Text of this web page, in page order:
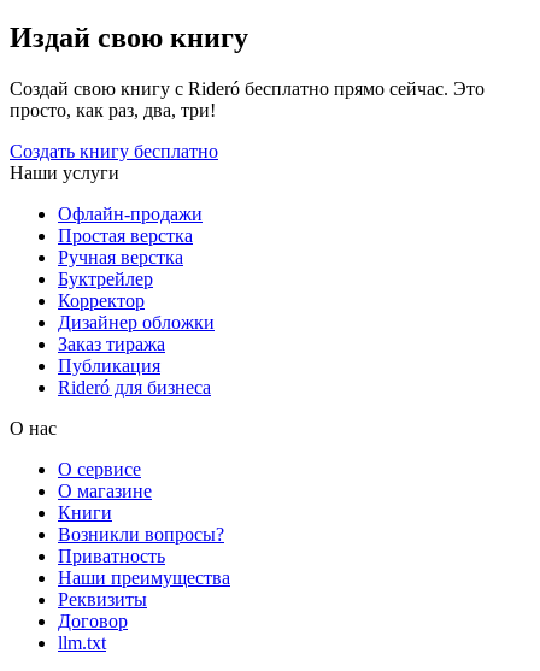
Издай свою книгу
Создай свою книгу с Rideró бесплатно прямо сейчас. Это
просто, как раз, два, три!
Создать книгу бесплатно
Наши услуги
Офлайн-продажи
Простая верстка
Ручная верстка
Буктрейлер
Корректор
Дизайнер обложки
Заказ тиража
Публикация
Rideró для бизнеса
О нас
О сервисе
О магазине
Книги
Возникли вопросы?
Приватность
Наши преимущества
Реквизиты
Договор
llm.txt